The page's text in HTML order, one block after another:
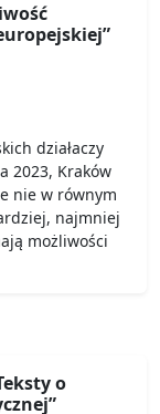
działaczy
2023, Kraków
nie w równym
najmniej
możliwości
o